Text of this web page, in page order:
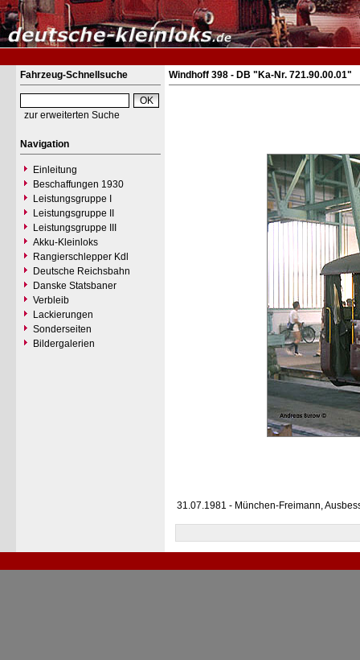
Fahrzeug-Schnellsuche
zur erweiterten Suche
Navigation
Einleitung
Beschaffungen 1930
Leistungsgruppe I
Leistungsgruppe II
Leistungsgruppe III
Akku-Kleinloks
Rangierschlepper Kdl
Deutsche Reichsbahn
Danske Statsbaner
Verbleib
Lackierungen
Sonderseiten
Bildergalerien
Windhoff 398 - DB "Ka-Nr. 721.90.00.01"
31.07.1981 - München-Freimann,